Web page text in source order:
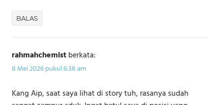
BALAS
rahmahchemistberkata:
8 Mei 2026 pukul 6:38 am
Kang Aip, saat saya lihat di story tuh, rasanya sudah